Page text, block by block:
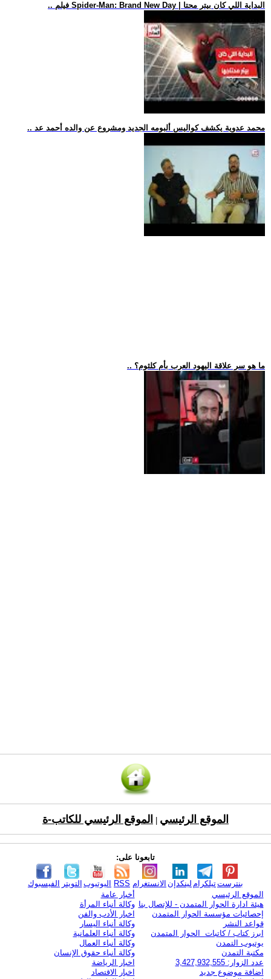
.. فيلم Spider-Man: Brand New Day | البداية اللي كان بيتر محتا
.. محمد عدوية يكشف كواليس ألبومه الجديد ومشروع عن والده أحمد عد
.. ما هو سر علاقة اليهود العرب بأم كلثوم؟
الموقع الرئيسي الموقع الرئيسي للكاتب-ة
تابعونا على:
الفيسبوك التويتر اليوتيوب RSS الانستغرام لينكدإن تيلكرامبنترست
الموقع الرئيسي
هيئة ادارة الحوار المتمدن - للإتصال بنا
إحصائيات مؤسسة الحوار المتمدن
قواعد النشر
ابرز كتاب / كاتبات الحوار المتمدن
يوتيوب التمدن
مكتبة التمدن
عدد الزوار: 3,427,932,555
اضافة موضوع جديد
أخبار عامة
وكالة أنباء المرأة
اخبار الأدب والفن
وكالة أنباء اليسار
وكالة أنباء العلمانية
وكالة أنباء العمال
وكالة أنباء حقوق الإنسان
اخبار الرياضة
اخبار الاقتصاد